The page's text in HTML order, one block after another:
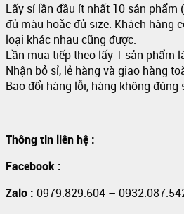
Lấy sỉ lần đầu ít nhất 10 sản phẩm
đủ màu hoặc đủ size. Khách hàng
loại khác nhau cũng được.
Lần mua tiếp theo lấy 1 sản phẩm
Nhận bỏ sỉ, lẻ hàng và giao hàng
Bao đổi hàng lỗi, hàng không đúng
Thông tin liên hệ :
Facebook :
Zalo : 0979.829.604 –